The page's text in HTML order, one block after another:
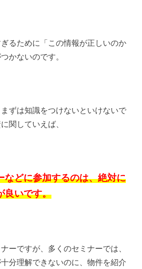
るために「この情報が正しいのか
かないのです。
ずは知識をつけないといけないで
関していえば、
などに参加するのは、絶対に
良いです。
ーですが、多くのセミナーでは、
分理解できないのに、物件を紹介